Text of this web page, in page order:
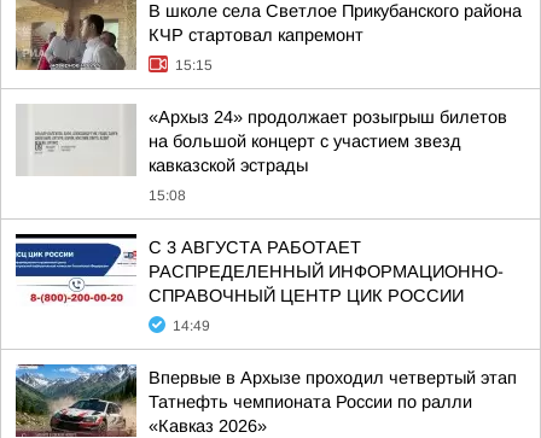
В школе села Светлое Прикубанского района
КЧР стартовал капремонт
15:15
«Архыз 24» продолжает розыгрыш билетов
на большой концерт с участием звезд
кавказской эстрады
15:08
С 3 АВГУСТА РАБОТАЕТ
РАСПРЕДЕЛЕННЫЙ ИНФОРМАЦИОННО-
СПРАВОЧНЫЙ ЦЕНТР ЦИК РОССИИ
14:49
Впервые в Архызе проходил четвертый этап
Татнефть чемпионата России по ралли
«Кавказ 2026»